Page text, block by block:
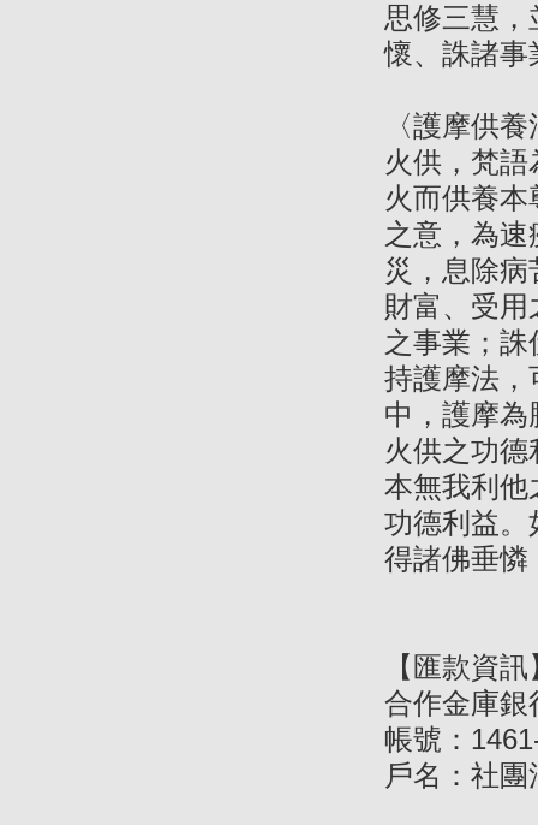
思修三慧，
懷、誅諸事
〈護摩供
火供，梵
火而供養
之意，為
災，息除
財富、受用
之事業；
持護摩法，
中，護摩為
火供之功
本無我利他
功德利益。
得諸佛垂憐
【匯款資訊
合作金庫銀
帳號：
戶名：社